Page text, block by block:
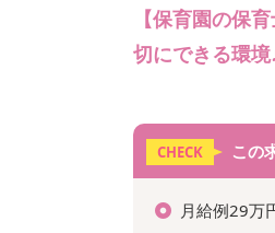
【保育園の保
切にできる環境
CHECK この
月給例29万